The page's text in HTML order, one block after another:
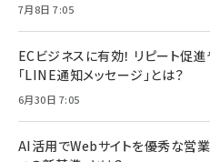
7月8日 7:05
ECビジネスに有効！ リピート促
「LINE通知メッセージ」とは？
6月30日 7:05
AI活用でWebサイトを優秀な営